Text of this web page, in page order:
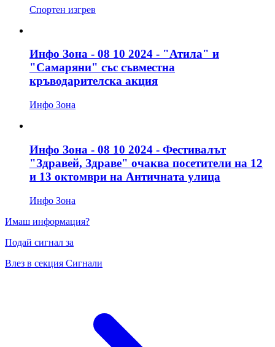
Спортен изгрев
Инфо Зона - 08 10 2024 - "Атила" и
"Самаряни" със съвместна
кръводарителска акция
Инфо Зона
Инфо Зона - 08 10 2024 - Фестивалът
"Здравей, Здраве" очаква посетители на 12
и 13 октомври на Античната улица
Инфо Зона
Имаш информация?
Подай сигнал за
Влез в секция Сигнали